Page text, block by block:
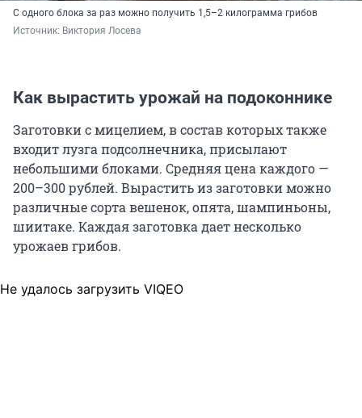
С одного блока за раз можно получить 1,5–2 килограмма грибов
Источник: Виктория Лосева
Как вырастить урожай на подоконнике
Заготовки с мицелием, в состав которых также
входит лузга подсолнечника, присылают
небольшими блоками. Средняя цена каждого —
200–300 рублей. Вырастить из заготовки можно
различные сорта вешенок, опята, шампиньоны,
шиитаке. Каждая заготовка дает несколько
урожаев грибов.
Не удалось загрузить VIQEO